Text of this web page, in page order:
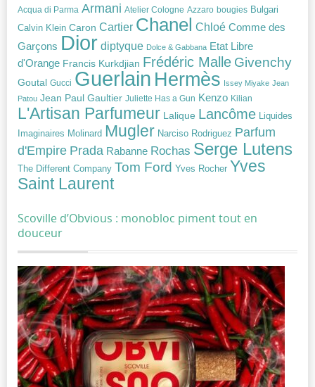
Acqua di Parma Armani Atelier Cologne Azzaro bougies Bulgari
Calvin Klein Caron Cartier Chanel Chloé Comme des
Garçons Dior diptyque Dolce & Gabbana Etat Libre
d'Orange Francis Kurkdjian Frédéric Malle Givenchy
Goutal Gucci Guerlain Hermès Issey Miyake Jean
Patou Jean Paul Gaultier Juliette Has a Gun Kenzo Kilian
L'Artisan Parfumeur Lalique Lancôme Liquides
Imaginaires Molinard Mugler Narciso Rodriguez Parfum
d'Empire Prada Rabanne Rochas Serge Lutens
The Different Company Tom Ford Yves Rocher Yves
Saint Laurent
Scoville d’Obvious : monobloc piment tout en
douceur